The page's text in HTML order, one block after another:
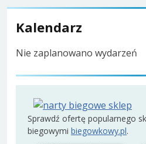
Kalendarz
Nie zaplanowano wydarzeń
Sprawdź ofertę popularnego
biegowymi biegowkowy.pl.